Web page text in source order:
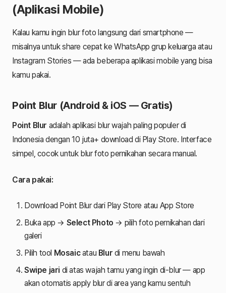
(Aplikasi Mobile)
Kalau kamu ingin blur foto langsung dari smartphone —
misalnya untuk share cepat ke WhatsApp grup keluarga atau
Instagram Stories — ada beberapa aplikasi mobile yang bisa
kamu pakai.
Point Blur (Android & iOS — Gratis)
Point Blur adalah aplikasi blur wajah paling populer di
Indonesia dengan 10 juta+ download di Play Store. Interface
simpel, cocok untuk blur foto pernikahan secara manual.
Cara pakai:
Download Point Blur dari Play Store atau App Store
Buka app → Select Photo → pilih foto pernikahan dari
galeri
Pilih tool Mosaicatau Blur di menu bawah
Swipe jari di atas wajah tamu yang ingin di-blur — app
akan otomatis apply blur di area yang kamu sentuh